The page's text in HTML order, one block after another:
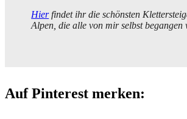
Hierfindet ihr die schönsten
Alpen, die alle von mir selbst begangen
Auf Pinterest merken: